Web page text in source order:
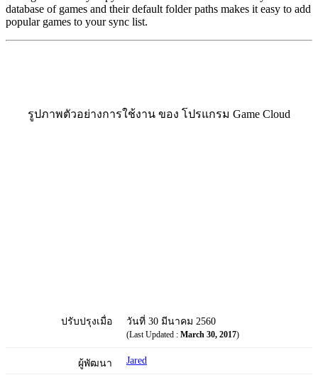
database of games and their default folder paths makes it easy to add
popular games to your sync list.
รูปภาพตัวอย่างการใช้งาน ของ​ โปรแกรม Game Cloud
ปรับปรุงเมื่อ วันที่ 30 มีนาคม 2560
(Last Updated : March 30, 2017)
ผู้พัฒนา Jared